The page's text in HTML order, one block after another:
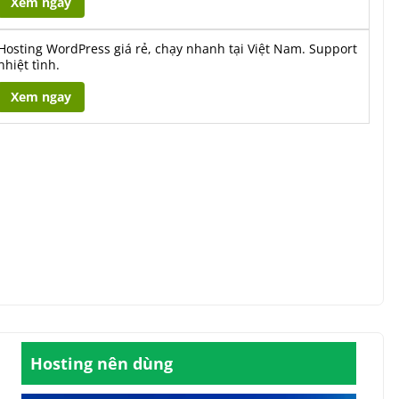
WordPress giá rẻ, chạy nhanh tại Việt Nam. Support
tình.
Xem ngay
Hosting nên dùng